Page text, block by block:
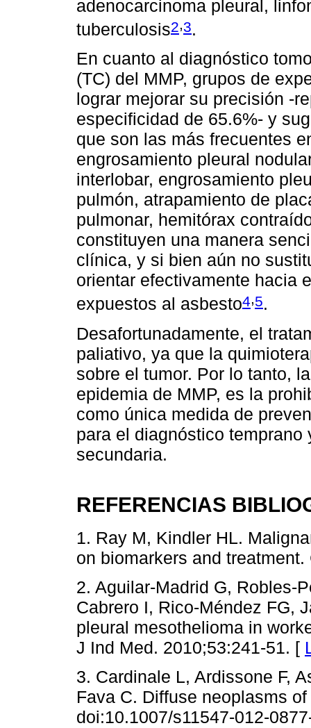
adenocarcinoma pleural,
tuberculosis2 3.
En cuanto al diagnóstico
(TC) del MMP, grupos de
lograr mejorar su precisión -
especificidad de 65.6%- y
que son las más frecuentes
engrosamiento pleural
interlobar, engrosamiento
pulmón, atrapamiento de
pulmonar, hemitórax
constituyen una manera
clínica, y si bien aún no
orientar efectivamente hacia
expuestos al asbesto4,5.
Desafortunadamente, el
paliativo, ya que la
sobre el tumor. Por lo tanto,
epidemia de MMP, es la
como única medida de
para el diagnóstico
secundaria.
REFERENCIAS
1. Ray M, Kindler HL.
on biomarkers and
2. Aguilar-Madrid G, Robles-
Cabrero I, Rico-Méndez FG,
pleural mesothelioma in
J Ind Med. 2010;53:241-51. [
3. Cardinale L, Ardissone F,
Fava C. Diffuse neoplasms
doi:10.1007/s11547-012-